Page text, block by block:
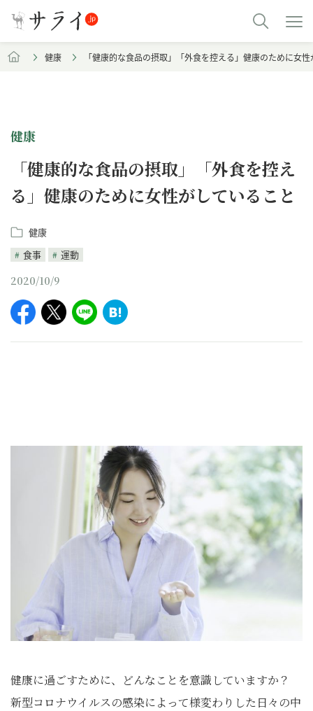
健康 「健康的な食品の摂取」「外食を控える」健康のために女
健康
「健康的な食品の摂取」「外食を控え
る」健康のために女性がしていること
健康
食事
運動
2020/10/9
健康に過ごすために、どんなことを意識していますか？
新型コロナウイルスの感染によって様変わりした日々の中